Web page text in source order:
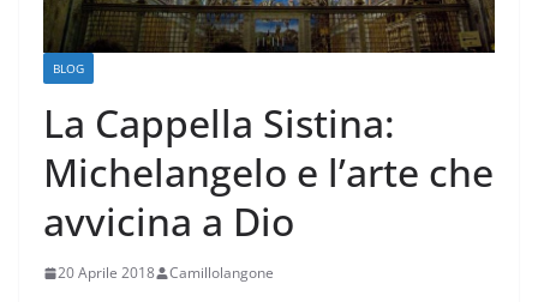
BLOG
La Cappella Sistina:
Michelangelo e l’arte che
avvicina a Dio
20 Aprile 2018 Camillolangone